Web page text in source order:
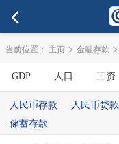
当前位置： 主页 > 金融存款 >
GDP 人口 工资
人民币存款 人民币贷款
储蓄存款